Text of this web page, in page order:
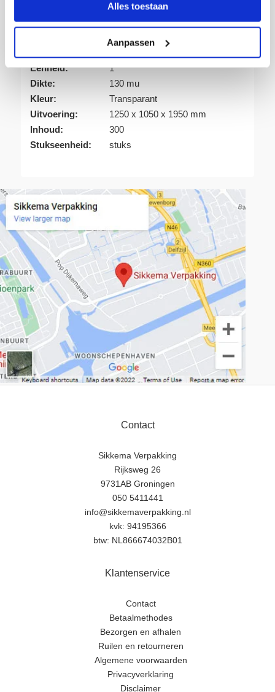
Alles toestaan
Aanpassen
113110
Eenheid:
1
Dikte:
130 mu
Kleur:
Transparant
Uitvoering:
1250 x 1050 x 1950 mm
Inhoud:
300
Stukseenheid:
stuks
Contact
Sikkema Verpakking
Rijksweg 26
9731AB Groningen
050 5411441
info@sikkemaverpakking.nl
kvk: 94195366
btw: NL866674032B01
Klantenservice
Contact
Betaalmethodes
Bezorgen en afhalen
Ruilen en retourneren
Algemene voorwaarden
Privacyverklaring
Disclaimer